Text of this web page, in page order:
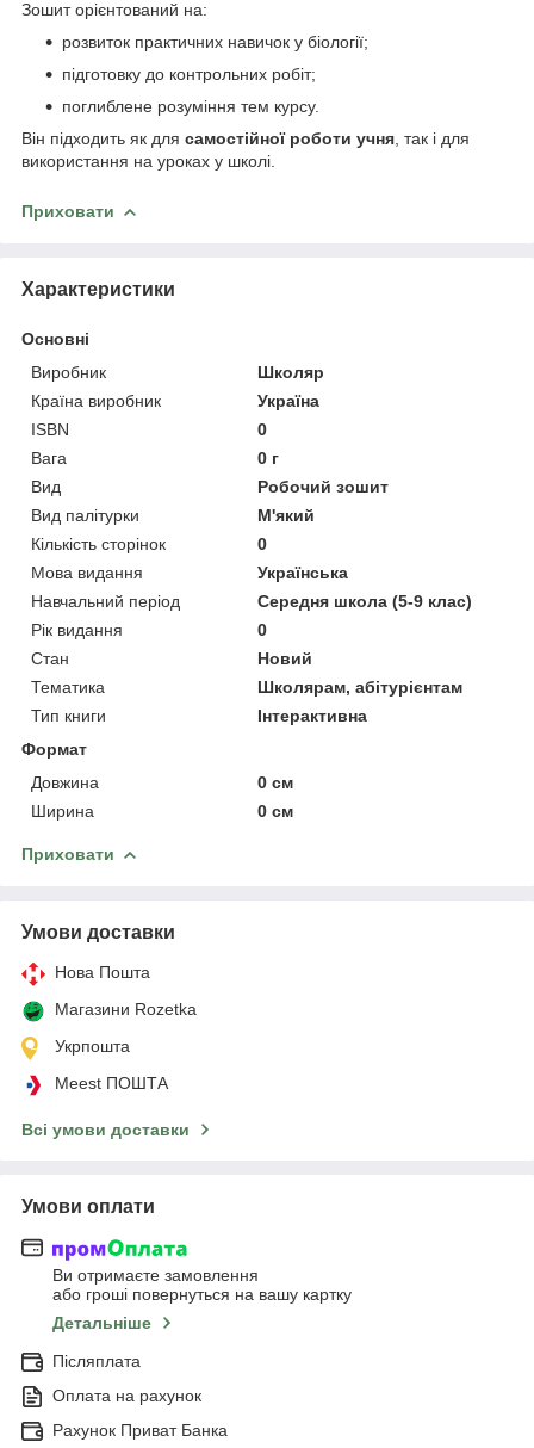
Зошит орієнтований на:
розвиток практичних навичок у біології;
підготовку до контрольних робіт;
поглиблене розуміння тем курсу.
Він підходить як для самостійної роботи учня , так і для
використання на уроках у школі.
Приховати
Характеристики
Основні
Виробник
Школяр
Країна виробник
Україна
ISBN
0
Вага
0 г
Вид
Робочий зошит
Вид палітурки
М'який
Кількість сторінок
0
Мова видання
Українська
Навчальний період
Середня школа (5-9 клас)
Рік видання
0
Стан
Новий
Тематика
Школярам, абітурієнтам
Тип книги
Інтерактивна
Формат
Довжина
0 см
Ширина
0 см
Приховати
Умови доставки
Нова Пошта
Магазини Rozetka
Укрпошта
Meest ПОШТА
Всі умови доставки
Умови оплати
Ви отримаєте замовлення
або гроші повернуться на вашу картку
Детальніше
Післяплата
Оплата на рахунок
Рахунок Приват Банка